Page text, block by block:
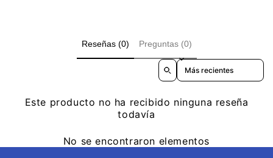
Reseñas (0) Preguntas (0)
Sort reviews by
Este producto no ha recibido ninguna reseña
todavía
No se encontraron elementos